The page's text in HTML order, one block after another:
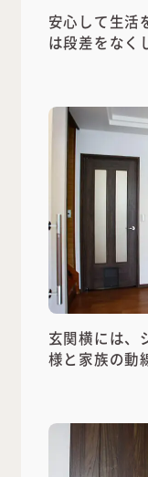
安心して生活
は段差をなく
玄関横には、
様と家族の動